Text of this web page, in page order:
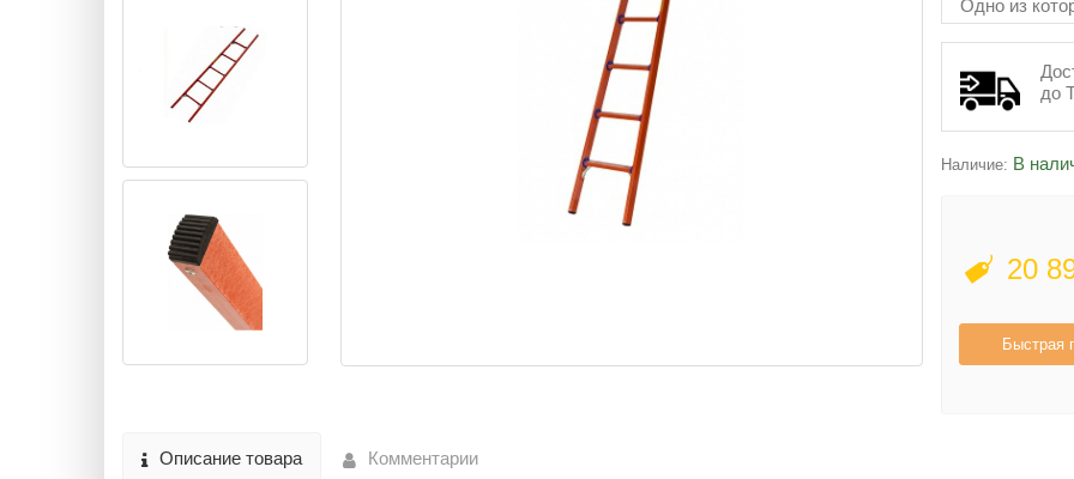
Одно из
до
Наличие: В
20
Быстрая
Описание товара Комментарии